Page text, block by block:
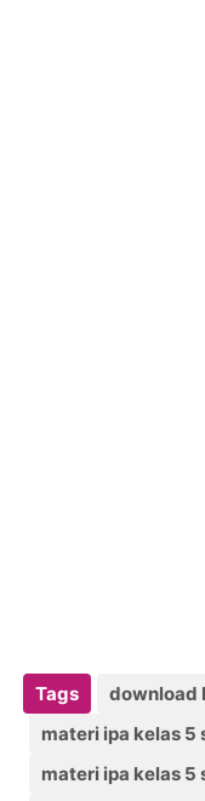
Tags
download
materi ipa kelas 5
materi ipa kelas 5